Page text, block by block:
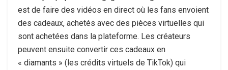
est de faire des vidéos en direct où les fans envoient
des cadeaux, achetés avec des pièces virtuelles qui
sont achetées dans la plateforme. Les créateurs
peuvent ensuite convertir ces cadeaux en
« diamants » (les crédits virtuels de TikTok) qui